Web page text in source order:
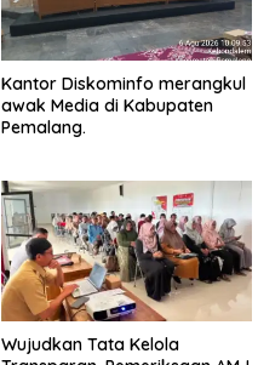
Kantor Diskominfo merangkul
awak Media di Kabupaten
Pemalang.
Wujudkan Tata Kelola